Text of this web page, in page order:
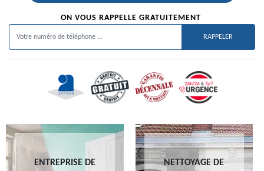
ON VOUS RAPPELLE GRATUITEMENT
ENTREPRISE DE
NETTOYAGE DE